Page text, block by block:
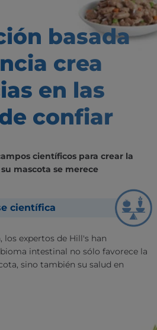
basada
crea
en las
confiar
científicos para crear la
mascota se merece
científica
los expertos de Hill's han
intestinal no sólo favorece la
sino también su salud en